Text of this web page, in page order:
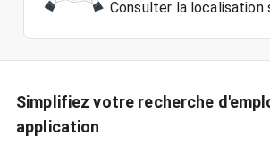
Consulter la localisation
Simplifiez votre recherche
application